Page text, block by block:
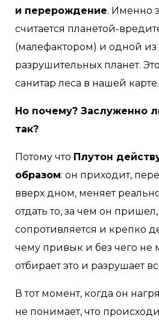
и перерождение. Именно
считается планетой-
(малефактором) и одной из
разрушительных планет.
санитар леса в нашей карте.
Но почему? Заслуженно
так?
Потому что Плутон
образом: он приходит,
вверх дном, меняет
отдать то, за чем он
сопротивляется и крепко
чему привык и без чего не
отбирает это и разрушает
В тот момент, когда он
не понимает, что